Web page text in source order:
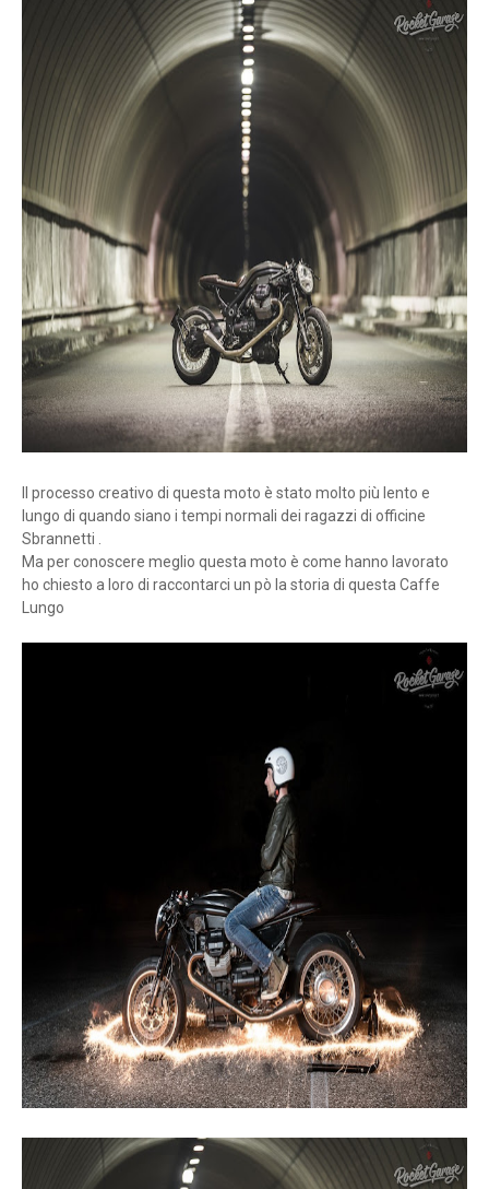
Il processo creativo di questa moto è stato molto più lento e
lungo di quando siano i tempi normali dei ragazzi di officine
Sbrannetti .
Ma per conoscere meglio questa moto è come hanno lavorato
ho chiesto a loro di raccontarci un pò la storia di questa Caffe
Lungo